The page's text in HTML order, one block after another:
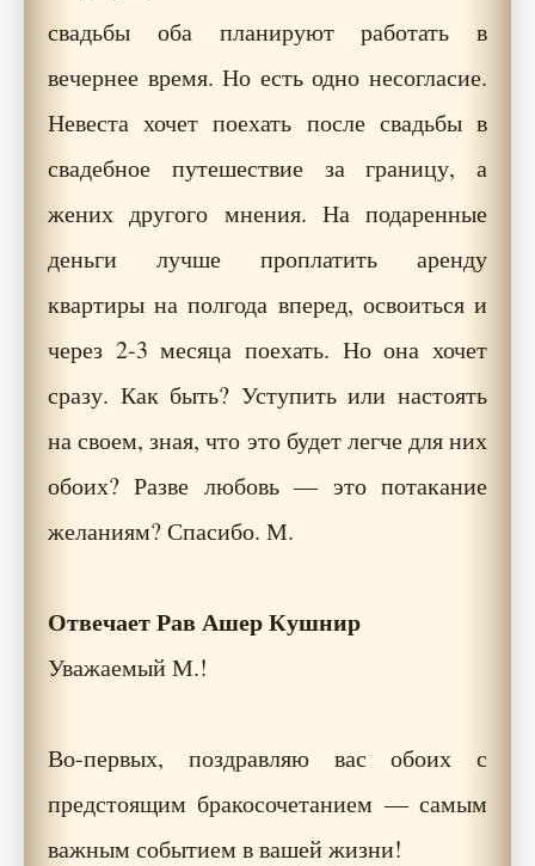
свадьбы оба планируют работать в
вечернее время. Но есть одно несогласие.
Невеста хочет поехать после свадьбы в
свадебное путешествие за границу, а
жених другого мнения. На подаренные
деньги лучше проплатить аренду
квартиры на полгода вперед, освоиться и
через 2-3 месяца поехать. Но она хочет
сразу. Как быть? Уступить или настоять
на своем, зная, что это будет легче для них
обоих? Разве любовь — это потакание
желаниям? Спасибо. М.
Отвечает Рав Ашер Кушнир
Уважаемый М.!
Во-первых, поздравляю вас обоих с
предстоящим бракосочетанием — самым
важным событием в вашей жизни!